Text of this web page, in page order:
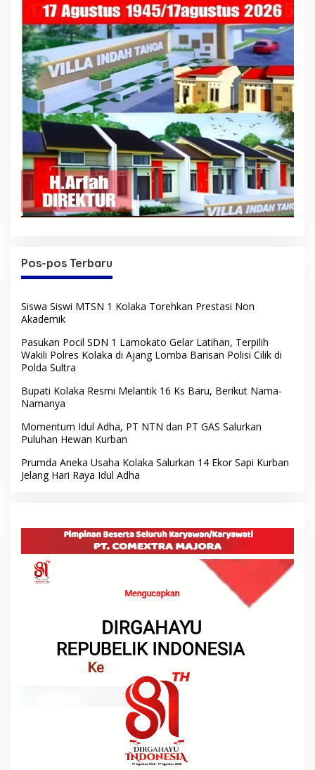
Pos-pos Terbaru
Siswa Siswi MTSN 1 Kolaka Torehkan Prestasi Non
Akademik
Pasukan Pocil SDN 1 Lamokato Gelar Latihan, Terpilih
Wakili Polres Kolaka di Ajang Lomba Barisan Polisi Cilik di
Polda Sultra
Bupati Kolaka Resmi Melantik 16 Ks Baru, Berikut Nama-
Namanya
Momentum Idul Adha, PT NTN dan PT GAS Salurkan
Puluhan Hewan Kurban
Prumda Aneka Usaha Kolaka Salurkan 14 Ekor Sapi Kurban
Jelang Hari Raya Idul Adha